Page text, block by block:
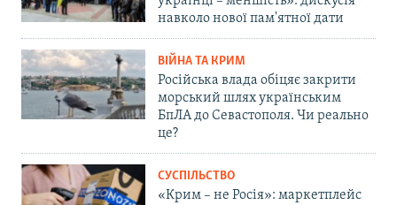
навколо нової пам'ятної дати
ВІЙНА ТА КРИМ
Російська влада обіцяє закрити
морський шлях українським
БпЛА до Севастополя. Чи реально
це?
СУСПІЛЬСТВО
«Крим – не Росія»: маркетплейс